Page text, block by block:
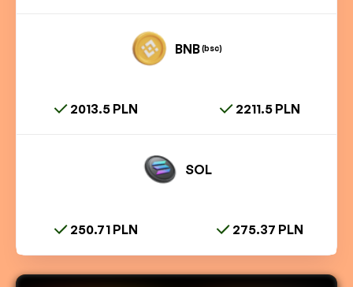
BNB(bsc)
2013.5 PLN 2211.5 PLN
SOL
250.71 PLN 275.37 PLN